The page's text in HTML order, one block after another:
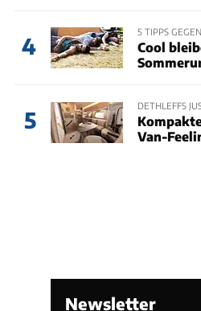
4
5 TIPPS
Cool
5
DETHLEFFS
Van-
Newsletter